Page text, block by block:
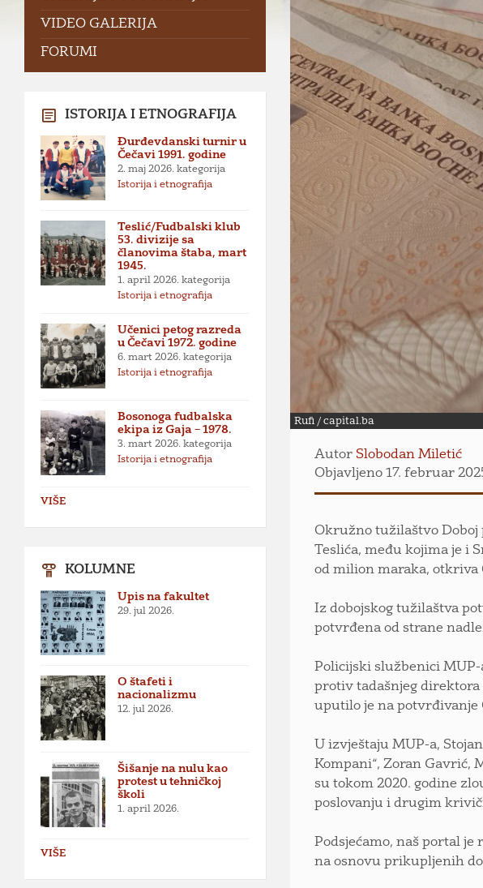
Rufi / capital.ba
Autor Slobodan Miletić
Objavljeno 17. februar
Okružno tužilaštvo Doboj
Teslića, među kojima je i
od milion maraka, otkriva
Iz dobojskog tužilaštva
potvrđena od strane
Policijski službenici
protiv tadašnjeg direktora
uputilo je na potvrđivanje
U izvještaju MUP-a,
Kompani“, Zoran Gavrić,
su tokom 2020. godine
poslovanju i drugim
Podsjećamo, naš portal
na osnovu prikupljenih
VIDEO GALERIJA
FORUMI
ISTORIJA I ETNOGRAFIJA
Đurđevdanski turnir u
Čečavi 1991. godine
2. maj 2026. kategorija
Istorija i etnografija
Teslić/Fudbalski klub
53. divizije sa
članovima štaba, mart
1945.
1. april 2026. kategorija
Istorija i etnografija
Učenici petog razreda
u Čečavi 1972. godine
6. mart 2026. kategorija
Istorija i etnografija
Bosonoga fudbalska
ekipa iz Gaja – 1978.
3. mart 2026. kategorija
Istorija i etnografija
VIŠE
KOLUMNE
Upis na fakultet
29. jul 2026.
O štafeti i
nacionalizmu
12. jul 2026.
Šišanje na nulu kao
protest u tehničkoj
školi
1. april 2026.
VIŠE